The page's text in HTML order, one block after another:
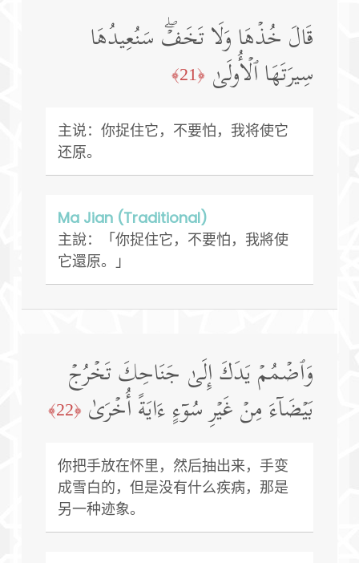
قَالَ خُذۡهَا وَلَا تَخَفۡۖ سَنُعِیدُهَا
سِیرَتَهَا ٱلۡأُولَىٰ ﴿21﴾
主说：你捉住它，不要怕，我将使它
还原。
Ma Jian (Traditional)
主說：「你捉住它，不要怕，我將使
它還原。」
وَٱضۡمُمۡ یَدَكَ إِلَىٰ جَنَاحِكَ تَخۡرُجۡ
بَیۡضَاۤءَ مِنۡ غَیۡرِ سُوۤءٍ ءَایَةً أُخۡرَىٰ ﴿22﴾
你把手放在怀里，然后抽出来，手变
成雪白的，但是没有什么疾病，那是
另一种迹象。